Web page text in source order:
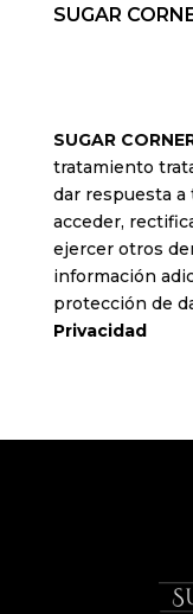
SUGAR
SUGAR
tratamiento
dar respuesta
acceder,
ejercer otros
información
protección de
Privacidad